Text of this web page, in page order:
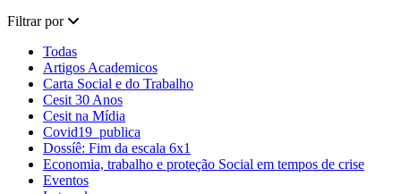
Filtrar por
Todas
Artigos Academicos
Carta Social e do Trabalho
Cesit 30 Anos
Cesit na Mídia
Covid19_publica
Dossíê: Fim da escala 6x1
Economia, trabalho e proteção Social em tempos de crise
Eventos